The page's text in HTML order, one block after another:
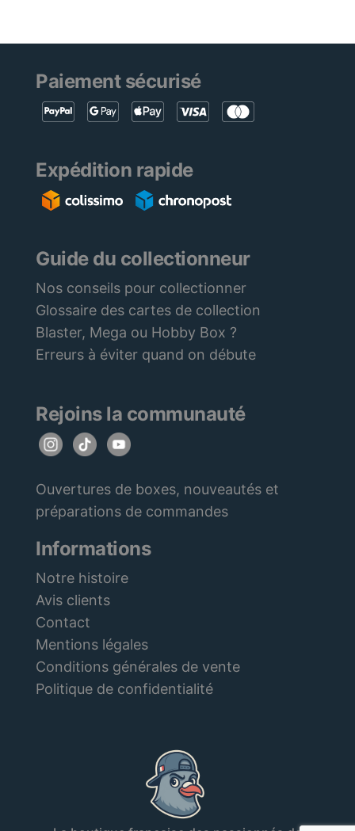
Paiement sécurisé
Expédition rapide
Guide du collectionneur
Nos conseils pour collectionner
Glossaire des cartes de collection
Blaster, Mega ou Hobby Box ?
Erreurs à éviter quand on débute
Rejoins la communauté
Ouvertures de boxes, nouveautés et
préparations de commandes
Informations
Notre histoire
Avis clients
Contact
Mentions légales
Conditions générales de vente
Politique de confidentialité